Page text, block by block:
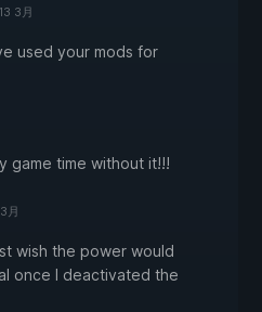
13 3月
used your mods for
game time without it!!!
月
wish the power would
once I deactivated the